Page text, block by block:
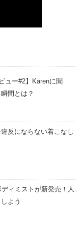
ュー#2】Karenに聞
間とは？
反にならない着こなし
ィミストが新発売！人
よう